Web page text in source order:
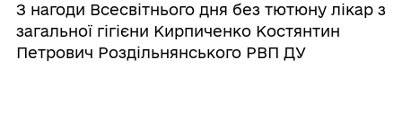
З нагоди Всесвітнього дня без тютюну лікар з
загальної гігієни Кирпиченко Костянтин
Петрович Роздільнянського РВП ДУ